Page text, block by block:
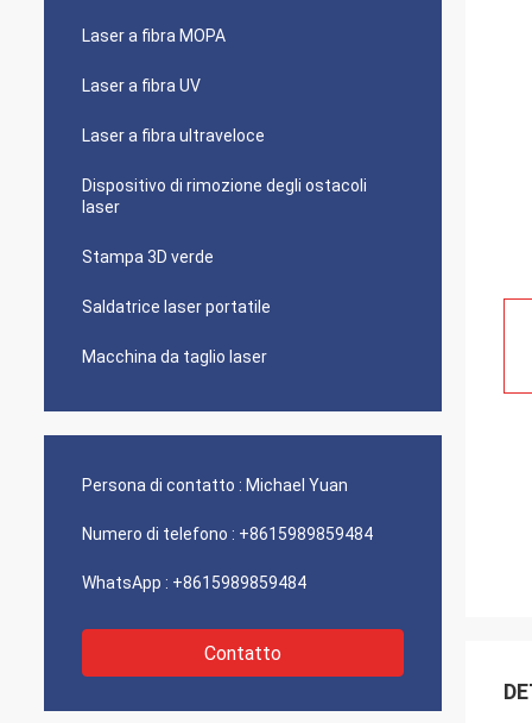
Laser a fibra MOPA
Laser a fibra UV
Laser a fibra ultraveloce
Dispositivo di rimozione degli ostacoli
laser
Stampa 3D verde
Saldatrice laser portatile
Macchina da taglio laser
Persona di contatto : Michael Yuan
Numero di telefono : +8615989859484
WhatsApp : +8615989859484
Contatto